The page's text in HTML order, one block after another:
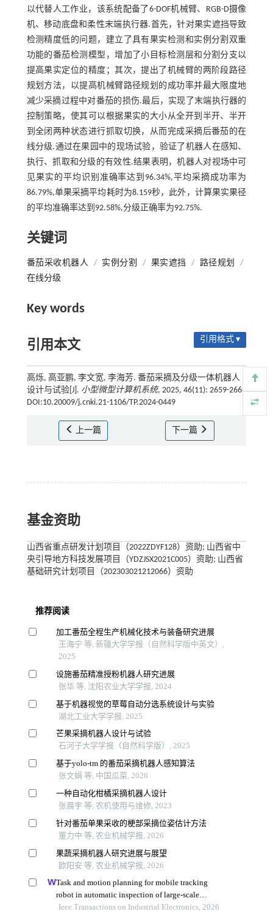
以代替人工作业，该系统配备了6-DOF机械臂、RGB-D摄像
机、移动底盘和柔性末端执行器.首先，针对果实遮挡导致
检测精度低的问题，建立了具有果实检测和实例分割双重
功能的番茄检测模型，增加了小目标检测层和分割分支以
提高果实定位的精度；其次，提出了机械臂的两阶段路径
规划方法，以提高机械臂路径规划的成功率并最大限度地
减少采摘过程中对番茄的损伤.最后，实现了末端执行器的
控制策略，使其可以根据果实的大小从全开到半开、半开
到全闭两种状态进行抓取切换，从而完成采摘后番茄的在
线分级.通过在果园中的现场试验，验证了机器人在感知、
执行、抓取和分级的有效性.结果表明，机器人对视场中可
见果实的平均识别准确率达到96.34%,平均采摘成功率为
86.79%,单果采摘平均耗时为8.159秒，此外，计算果实果径
的平均准确率达到92.58%,分级正确率为92.75%.
关键词
番茄采收机器人 / 实例分割 / 果实遮挡 / 路径规划
/
在线分级
Key words
引用本文 引用格式 ▾
高烁, 高亚鹏, 李文宽, 李海芳. 番茄采摘及分级一体机器人
设计与试验[J]. 小型微型计算机系统, 2025, 46(11): 2659-2666
DOI:10.20009/j.cnki.21-1106/TP.2024-0449
上一篇 下一篇
基金资助
山西省重点研发计划项目（2022ZDYF128）资助; 山西省中
央引导地方科技发展项目（YDZJSX2021C005）资助; 山西省
基础研究计划项目（202303021212066）资助